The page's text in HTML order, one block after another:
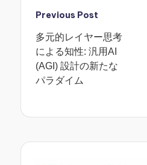
Post
navigation
Previous Post
多元的レイヤー思考
による知性: 汎用AI
(AGI) 設計の新たな
パラダイム